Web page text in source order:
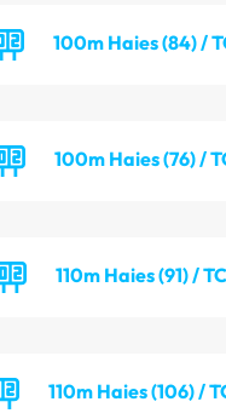
100m Haies (84) /
100m Haies (76) /
110m Haies (91) /
110m Haies (106) /